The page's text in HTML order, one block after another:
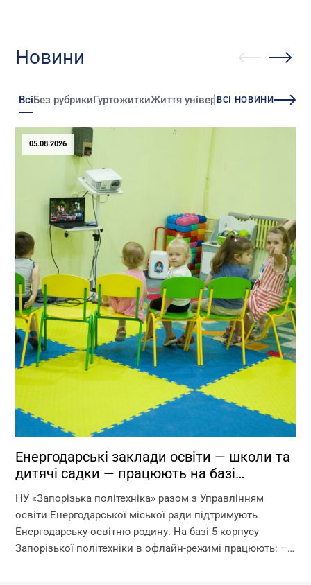
Новини
ВсіБез рубрикиГуртожиткиЖиття університетуЗміни
ВСІ НОВИНИ
05.08.2026
Енергодарські заклади освіти — школи та
дитячі садки — працюють на базі
Запорізької політехніки!
НУ «Запорізька політехніка» разом з Управлінням
освіти Енергодарської міської ради підтримують
Енергодарську освітню родину. На базі 5 корпусу
Запорізької політехніки в офлайн-режимі працюють: –